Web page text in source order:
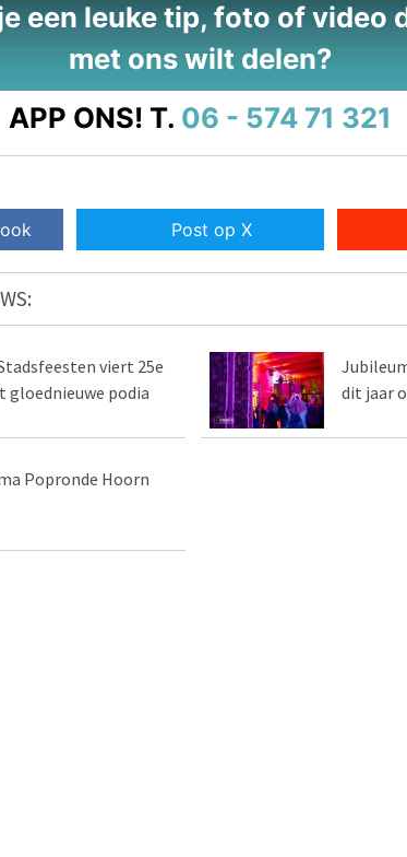
een leuke tip, foto of video
met ons wilt delen?
APP ONS! T. 06 - 574 71 321
Post op X
viert 25e
gloednieuwe podia
dit jaar
Popronde Hoorn